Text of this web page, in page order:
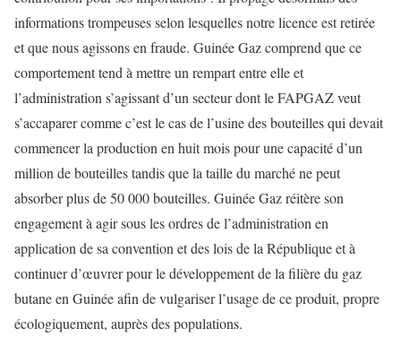
informationstrompeusesselon lesquelles notre licence est retirée
et que nous agissons en fraude. Guinée Gazcomprend que ce
comportement tend à mettre un rempart entre elleet
l’administration s’agissant d’un secteur dont le FAPGAZ veut
s’accaparer comme c’est le cas de l’usine des bouteilles qui devait
commencer la production en huit mois pour une capacité d’un
million de bouteillestandis quela taille du marché ne peut
absorber plus de 50 000 bouteilles. Guinée Gaz réitère son
engagement à agir sous les ordres de l’administration en
application de sa convention et des lois de la République et à
continuer d’œuvrer pour le développement de la filière du gaz
butane en Guinée afin de vulgariser l’usage de ce produit, propre
écologiquement, auprès des populations.